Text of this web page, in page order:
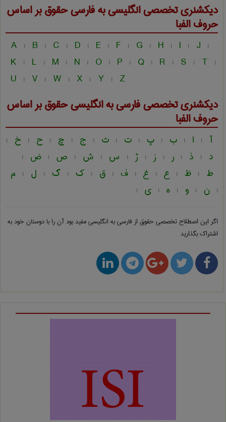
دیکشنری تخصصی انگلیسی به فارسیحقوقبر اساس
حروف الفبا
A | B | C | D | E | F | G | H | I | J |
K | L | M | N | O | P | Q | R | S | T |
U | V | W | X | Y | Z
دیکشنری تخصصی فارسی به انگلیسیحقوقبر اساس
حروف الفبا
آ | ا | ب | پ | ت | ث | ج | چ | ح | خ |
د | ذ | ر | ز | ژ | س | ش | ص | ض |
ط | ظ | ع | غ | ف | ق | ک | گ | ل | م
| ن | و | ه | ی |
اگر این اصطلاح تخصصی حقوق از فارسی به انگلیسیمفید بود آن را با دوستان خود به
اشتراک بگذارید